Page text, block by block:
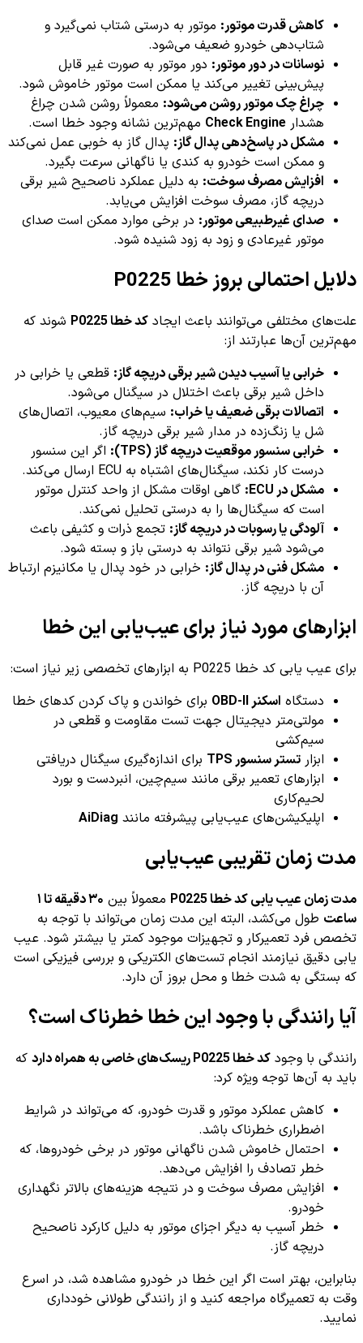
کاهش قدرت موتور: موتور به درستی شتاب نمی‌گیرد و
شتاب‌دهی خودرو ضعیف می‌شود.
نوسانات در دور موتور: دور موتور به صورت غیر قابل
پیش‌بینی تغییر می‌کند یا ممکن است موتور خاموش شود.
چراغ چک موتور روشن می‌شود: معمولاً روشن شدن چراغ
هشدار Check Engine مهم‌ترین نشانه وجود خطا است.
مشکل در پاسخ‌دهی پدال گاز: پدال گاز به خوبی عمل نمی‌کند
و ممکن است خودرو به کندی یا ناگهانی سرعت بگیرد.
افزایش مصرف سوخت: به دلیل عملکرد ناصحیح شیر برقی
دریچه گاز، مصرف سوخت افزایش می‌یابد.
صدای غیرطبیعی موتور: در برخی موارد ممکن است صدای
موتور غیرعادی و زود به زود شنیده شود.
دلایل احتمالی بروز خطا P0225
علت‌های مختلفی می‌توانند باعث ایجاد کد خطا P0225
شوند که
مهم‌ترین آن‌ها عبارتند از:
خرابی یا آسیب دیدن شیر برقی دریچه گاز: قطعی یا خرابی در
داخل شیر برقی باعث اختلال در سیگنال می‌شود.
اتصالات برقی ضعیف یا خراب: سیم‌های معیوب، اتصال‌های
شل یا زنگ‌زده در مدار شیر برقی دریچه گاز.
خرابی سنسور موقعیت دریچه گاز (TPS):
اگر این سنسور
درست کار نکند، سیگنال‌های اشتباه به ECU ارسال می‌کند.
مشکل در ECU:
گاهی اوقات مشکل از واحد کنترل موتور
است که سیگنال‌ها را به درستی تحلیل نمی‌کند.
آلودگی یا رسوبات در دریچه گاز: تجمع ذرات و کثیفی باعث
می‌شود شیر برقی نتواند به درستی باز و بسته شود.
مشکل فنی در پدال گاز: خرابی در خود پدال یا مکانیزم ارتباط
آن با دریچه گاز.
ابزارهای مورد نیاز برای عیب‌یابی این خطا
برای عیب یابی کد خطا P0225 به ابزارهای تخصصی زیر نیاز است:
دستگاه اسکنر OBD-II
برای خواندن و پاک کردن کدهای خطا
مولتی‌متر دیجیتال جهت تست مقاومت و قطعی در
سیم‌کشی
ابزار تستر سنسور TPS
برای اندازه‌گیری سیگنال دریافتی
ابزارهای تعمیر برقی مانند سیم‌چین، انبردست و بورد
لحیم‌کاری
اپلیکیشن‌های عیب‌یابی پیشرفته مانند AiDiag
مدت زمان تقریبی عیب‌یابی
مدت زمان عیب یابی کد خطا P0225 معمولاً بین
۳۰ دقیقه تا ۱
ساعت طول می‌کشد، البته این مدت زمان می‌تواند با توجه به
تخصص فرد تعمیرکار و تجهیزات موجود کمتر یا بیشتر شود. عیب
یابی دقیق نیازمند انجام تست‌های الکتریکی و بررسی فیزیکی است
که بستگی به شدت خطا و محل بروز آن دارد.
آیا رانندگی با وجود این خطا خطرناک است؟
رانندگی با وجود کد خطا P0225 ریسک‌های خاصی به همراه دارد که
باید به آن‌ها توجه ویژه کرد:
کاهش عملکرد موتور و قدرت خودرو، که می‌تواند در شرایط
اضطراری خطرناک باشد.
احتمال خاموش شدن ناگهانی موتور در برخی خودروها، که
خطر تصادف را افزایش می‌دهد.
افزایش مصرف سوخت و در نتیجه هزینه‌های بالاتر نگهداری
خودرو.
خطر آسیب به دیگر اجزای موتور به دلیل کارکرد ناصحیح
دریچه گاز.
بنابراین، بهتر است اگر این خطا در خودرو مشاهده شد، در اسرع
وقت به تعمیرگاه مراجعه کنید و از رانندگی طولانی خودداری
نمایید.